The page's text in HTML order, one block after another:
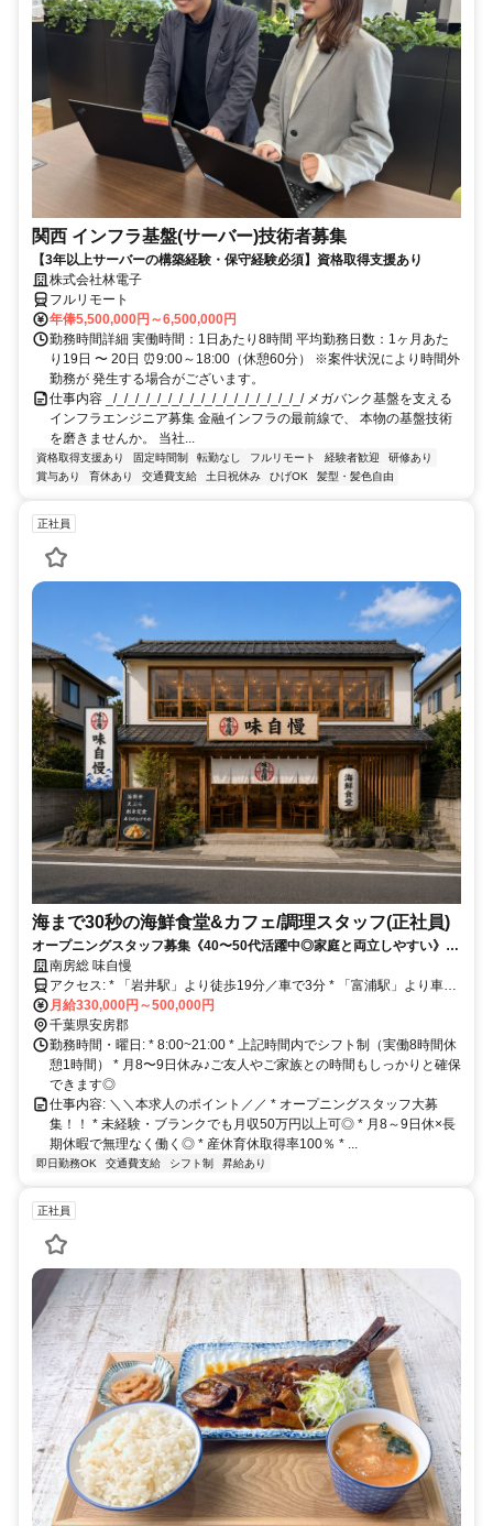
関西 インフラ基盤(サーバー)技術者募集
【3年以上サーバーの構築経験・保守経験必須】資格取得支援あり
株式会社林電子
フルリモート
年俸5,500,000円～6,500,000円
勤務時間詳細 実働時間：1日あたり8時間 平均勤務日数：1ヶ月あた
り19日 〜 20日 ⏰9:00～18:00（休憩60分） ※案件状況により時間外
勤務が 発生する場合がございます。
仕事内容 _/_/_/_/_/_/_/_/_/_/_/_/_/_/_/_/_/_/ メガバンク基盤を支える
インフラエンジニア募集 金融インフラの最前線で、 本物の基盤技術
を磨きませんか。 当社...
資格取得支援あり 固定時間制 転勤なし フルリモート 経験者歓迎
研修あり
賞与あり
育休あり 交通費支給 土日祝休み ひげOK 髪型・髪色自由
正社員
海まで30秒の海鮮食堂&カフェ/調理スタッフ(正社員)
オープニングスタッフ募集《40〜50代活躍中◎家庭と両立しやすい》海
まで30秒のオシャレ海鮮ダイニングで働く♪高待遇×福利厚生充実◎
南房総 味自慢
アクセス: * 「岩井駅」より徒歩19分／車で3分 * 「富浦駅」より車で
9分 * 「安房勝山駅」より車で9分 * 「保田駅」より車で14分 * 「那古
船形駅」より車で15分 * 「館山駅」より車で24分 * 「浜金谷駅」より
車で19分 * 「竹岡駅」より車で20分 * 「九重駅」より車で26分 《岩
井駅スグ◎車＆バイク通勤もOK！》 JR内房線が利用可能◎マイカー
やバイク通勤も可能です。また、南房総市内はもちろん、館山市や鋸
南町方面からも通いやすい職場です♪
月給330,000円～500,000円
千葉県安房郡
勤務時間・曜日: * 8:00~21:00 * 上記時間内でシフト制（実働8時間休
憩1時間） * 月8〜9日休み♪ご友人やご家族との時間もしっかりと確保
できます◎
仕事内容: ＼＼本求人のポイント／／ * オープニングスタッフ大募
集！！ * 未経験・ブランクでも月収50万円以上可◎ * 月8～9日休×長
期休暇で無理なく働く◎ * 産休育休取得率100％ * ...
即日勤務OK 交通費支給 シフト制 昇給あり
正社員